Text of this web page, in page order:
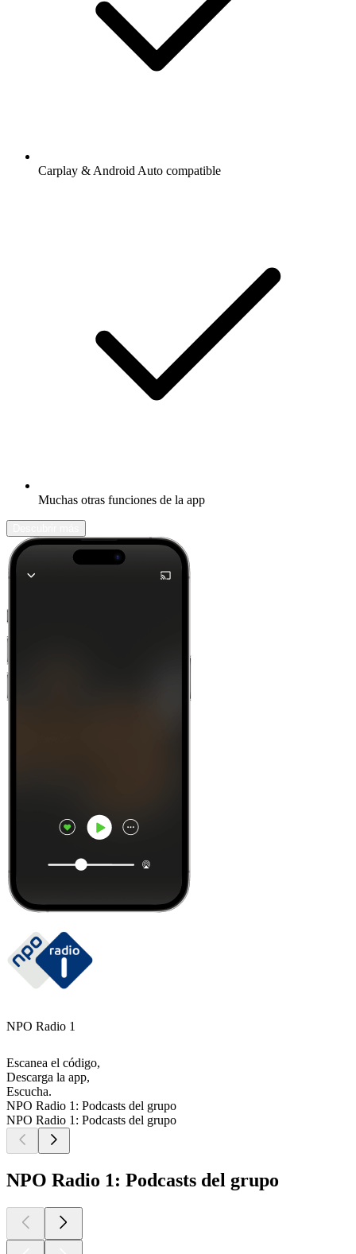
Carplay & Android Auto compatible
Muchas otras funciones de la app
NPO Radio 1
Escanea el código,
Descarga la app,
Escucha.
NPO Radio 1: Podcasts del grupo
NPO Radio 1: Podcasts del grupo
NPO Radio 1: Podcasts del grupo